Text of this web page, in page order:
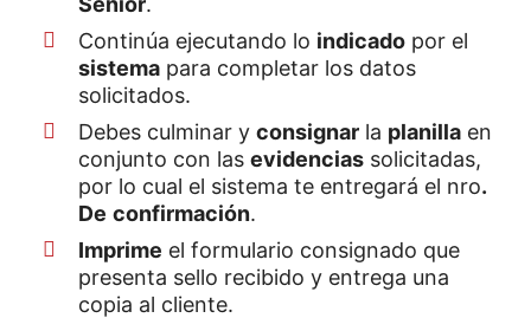
Continúa ejecutando lo indicado por el
sistema para completar los datos
solicitados.
Debes culminar y consignar la planilla en
conjunto con las evidencias solicitadas,
por lo cual el sistema te entregará el nro.
De confirmación.
Imprime el formulario consignado que
presenta sello recibido y entrega una
copia al cliente.